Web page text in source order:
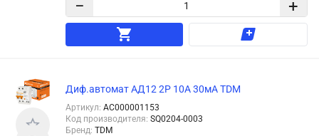
− +
Диф.автомат АД12 2Р 10А 30мА TDM
Артикул: АС000001153
Код производителя: SQ0204-0003
Бренд: TDM